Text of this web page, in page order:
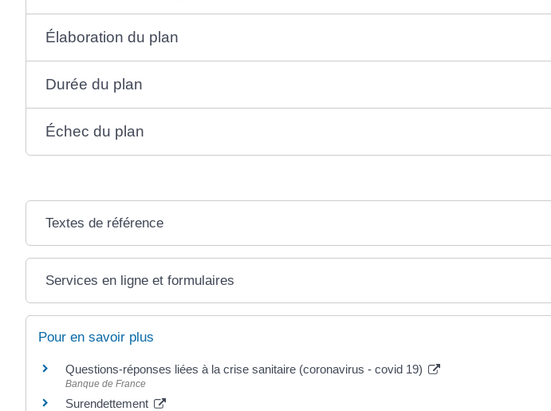
Élaboration du plan
Durée du plan
Échec du plan
Textes de référence
Services en ligne et formulaires
Pour en savoir plus
Questions-réponses liées à la crise sanitaire (coronavirus - covid 19)
Banque de France
Surendettement